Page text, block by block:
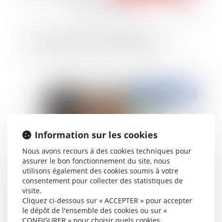
Bail d’habitation : Location de courte durée et
amende civile
Information sur les cookies
Nous avons recours à des cookies techniques pour
assurer le bon fonctionnement du site, nous
utilisons également des cookies soumis à votre
consentement pour collecter des statistiques de
visite.
Cliquez ci-dessous sur « ACCEPTER » pour accepter
le dépôt de l'ensemble des cookies ou sur «
CONFIGURER » pour choisir quels cookies